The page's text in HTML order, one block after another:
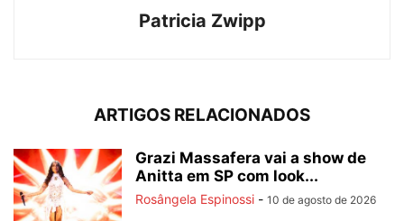
Patricia Zwipp
ARTIGOS RELACIONADOS
Grazi Massafera vai a show de
Anitta em SP com look...
Rosângela Espinossi - 10 de agosto de 2026